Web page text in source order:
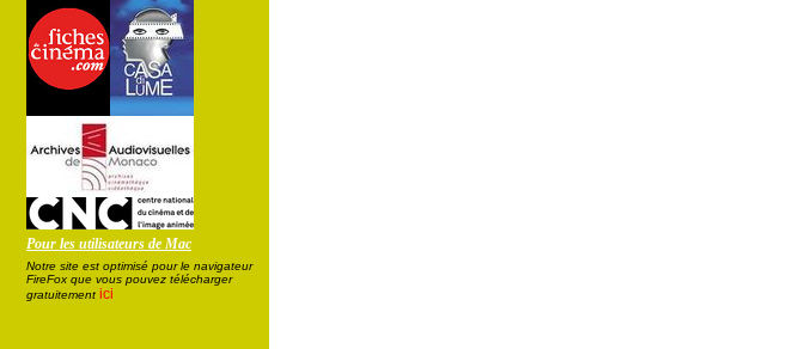
Pour les utilisateurs de Mac
Notre site est optimisé pour le navigateur
FireFox que vous pouvez télécharger
gratuitement ici